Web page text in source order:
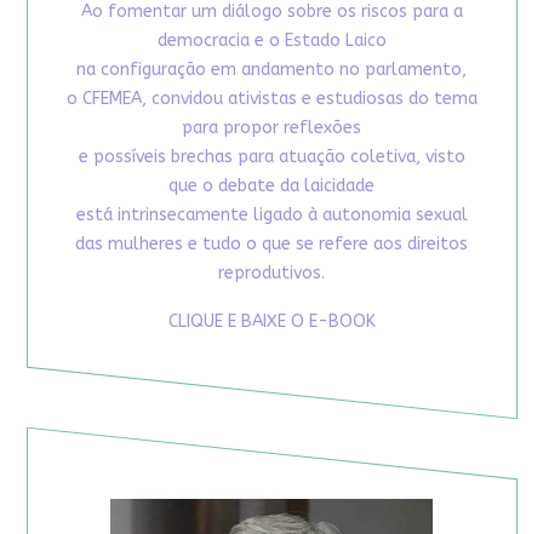
Ao fomentar um diálogo sobre os riscos para a
democracia e o Estado Laico
na configuração em andamento no parlamento,
o CFEMEA, convidou ativistas e estudiosas do tema
para propor reflexões
e possíveis brechas para atuação coletiva, visto
que o debate da laicidade
está intrinsecamente ligado à autonomia sexual
das mulheres e tudo o que se refere aos direitos
reprodutivos.
CLIQUE E BAIXE O E-BOOK